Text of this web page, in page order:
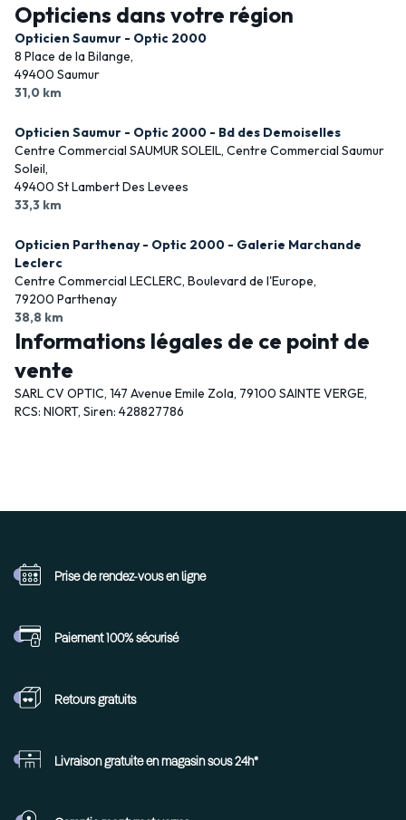
Opticiens dans votre région
Opticien Saumur - Optic 2000
8 Place de la Bilange,
49400 Saumur
31,0 km
Opticien Saumur - Optic 2000 - Bd des Demoiselles
Centre Commercial SAUMUR SOLEIL, Centre Commercial Saumur
Soleil,
49400 St Lambert Des Levees
33,3 km
Opticien Parthenay - Optic 2000 - Galerie Marchande
Leclerc
Centre Commercial LECLERC, Boulevard de l'Europe,
79200 Parthenay
38,8 km
Informations légales de ce point de
vente
SARL CV OPTIC, 147 Avenue Emile Zola, 79100 SAINTE VERGE,
RCS: NIORT, Siren: 428827786
Prise de rendez-vous en ligne
Paiement 100%sécurisé
Retoursgratuits
Livraison gratuite en magasin sous 24h*